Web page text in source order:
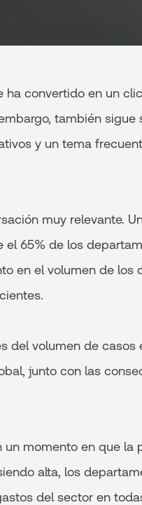
ha convertido en un
también
y un tema
muy relevante.
el 65% de los
en el volumen de los
del volumen de
junto con las
un momento en que
alta, los
del sector en